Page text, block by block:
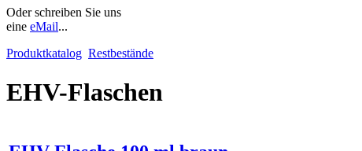
Oder schreiben Sie uns
eine eMail...
Produktkatalog Restbestände
EHV-Flaschen